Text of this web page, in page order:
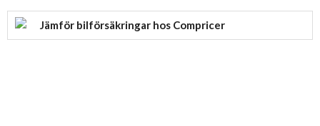
Jämför bilförsäkringar hos Compricer